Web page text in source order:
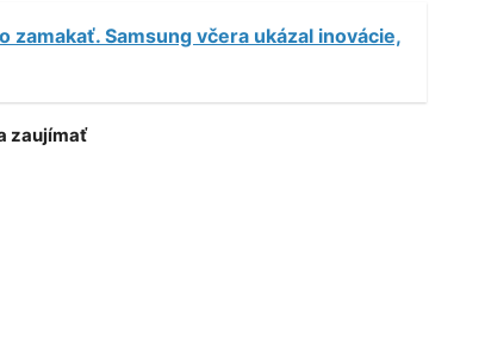
zamakať. Samsung včera ukázal inovácie,
zaujímať